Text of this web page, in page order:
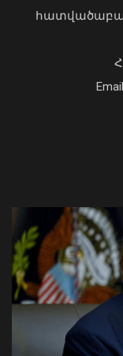
Հայաստանն ու
են դեպի
համաձայնագիր.
նախարար
09 Օգոստոս, 2026
դեմ ծանր
հեռացել է
04 Օգոստոս, 2026